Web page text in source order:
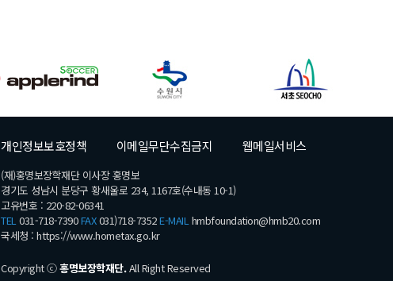
개인정보보호정책 이메일무단수집금지 웹메일서비스
(재)홍명보장학재단 이사장 홍명보
경기도 성남시 분당구 황새울로 234, 1167호(수내동 10-1)
고유번호 : 220-82-06341
TEL031-718-7390FAX031)718-7352E-MAILhmbfoundation@hmb20.com
국세청 : https://www.hometax.go.kr
Copyright ⓒ홍명보장학재단.All Right Reserved